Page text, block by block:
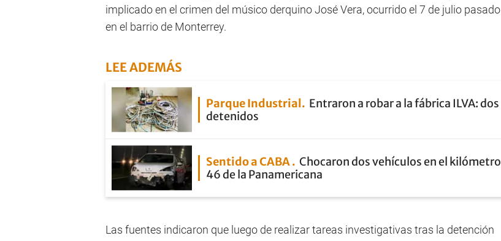
implicado en el crimen del músico derquino José Vera, ocurrido el 7 de julio pasado
en el barrio de Monterrey.
LEE ADEMÁS
Parque Industrial
Entraron a robar a la fábrica ILVA: dos
detenidos
Sentido a CABA
Chocaron dos vehículos en el kilómetro
46 de la Panamericana
Las fuentes indicaron que luego de realizar tareas investigativas tras la detención